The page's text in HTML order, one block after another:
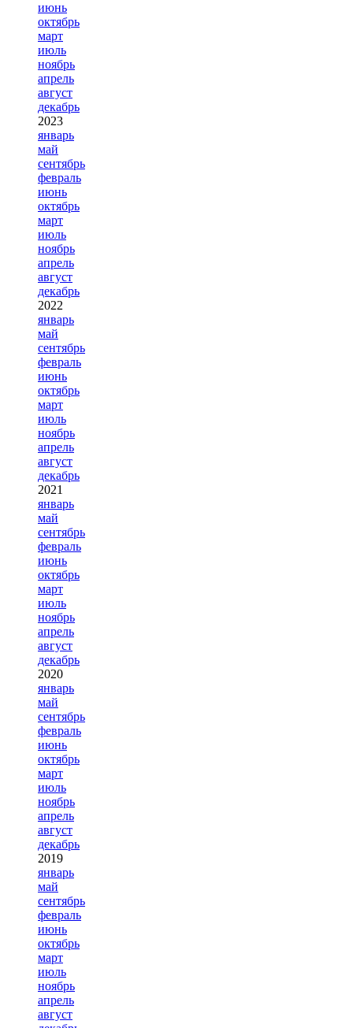
июнь
октябрь
март
июль
ноябрь
апрель
август
декабрь
2023
январь
май
сентябрь
февраль
июнь
октябрь
март
июль
ноябрь
апрель
август
декабрь
2022
январь
май
сентябрь
февраль
июнь
октябрь
март
июль
ноябрь
апрель
август
декабрь
2021
январь
май
сентябрь
февраль
июнь
октябрь
март
июль
ноябрь
апрель
август
декабрь
2020
январь
май
сентябрь
февраль
июнь
октябрь
март
июль
ноябрь
апрель
август
декабрь
2019
январь
май
сентябрь
февраль
июнь
октябрь
март
июль
ноябрь
апрель
август